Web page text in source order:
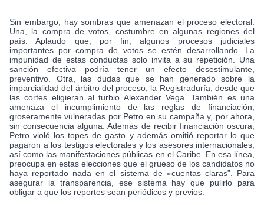
Sin embargo, hay sombras que amenazan el proceso electoral.
Una, la compra de votos, costumbre en algunas regiones del
país. Aplaudo que, por fin, algunos procesos judiciales
importantes por compra de votos se estén desarrollando. La
impunidad de estas conductas solo invita a su repetición. Una
sanción efectiva podría tener un efecto desestimulante,
preventivo. Otra, las dudas que se han generado sobre la
imparcialidad del árbitro del proceso, la Registraduría, desde que
las cortes eligieran al turbio Alexander Vega. También es una
amenaza el incumplimiento de las reglas de financiación,
groseramente vulneradas por Petro en su campaña y, por ahora,
sin consecuencia alguna. Además de recibir financiación oscura,
Petro violó los topes de gasto y además omitió reportar lo que
pagaron a los testigos electorales y los asesores internacionales,
así como las manifestaciones públicas en el Caribe. En esa línea,
preocupa en estas elecciones que el grueso de los candidatos no
haya reportado nada en el sistema de «cuentas claras”. Para
asegurar la transparencia, ese sistema hay que pulirlo para
obligar a que los reportes sean periódicos y previos.